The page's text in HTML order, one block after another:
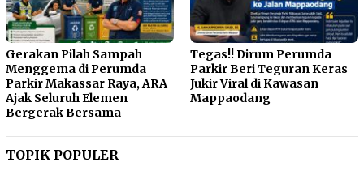
Gerakan Pilah Sampah
Menggema di Perumda
Parkir Makassar Raya, ARA
Ajak Seluruh Elemen
Bergerak Bersama
Tegas!! Dirum Perumda
Parkir Beri Teguran Keras
Jukir Viral di Kawasan
Mappaodang
TOPIK POPULER